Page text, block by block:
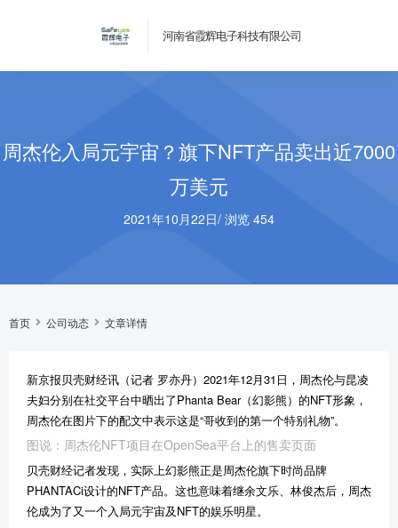
河南省霞辉电子科技有限公司
周杰伦入局元宇宙？旗下NFT产品卖出近7000
万美元
2021年10月22日/ 浏览 454
首页 公司动态 文章详情
新京报贝壳财经讯（记者 罗亦丹）2021年12月31日，周杰伦与昆凌
夫妇分别在社交平台中晒出了Phanta Bear（幻影熊）的NFT形象，
周杰伦在图片下的配文中表示这是“哥收到的第一个特别礼物”。
图说：周杰伦NFT项目在OpenSea平台上的售卖页面
贝壳财经记者发现，实际上幻影熊正是周杰伦旗下时尚品牌
PHANTACi设计的NFT产品。这也意味着继余文乐、林俊杰后，周杰
伦成为了又一个入局元宇宙及NFT的娱乐明星。